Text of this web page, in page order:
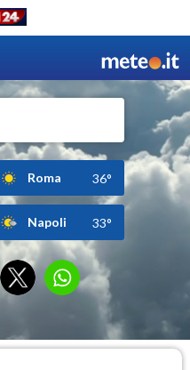
Roma 36°
Napoli 33°